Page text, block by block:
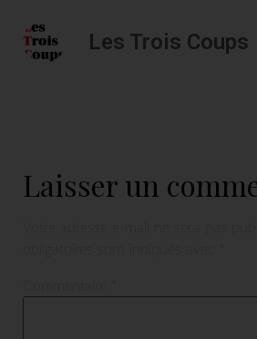
Les Trois Coups
Laisser un
obligatoires sont indiqués avec